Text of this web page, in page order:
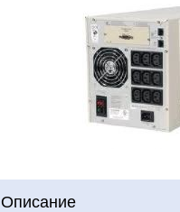
Описание